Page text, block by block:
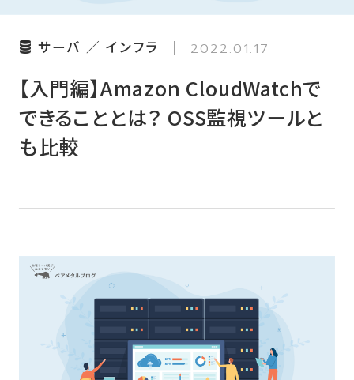
サーバ ／ インフラ 2022.01.17
【入門編】Amazon CloudWatchで
できることとは？ OSS監視ツールと
も比較